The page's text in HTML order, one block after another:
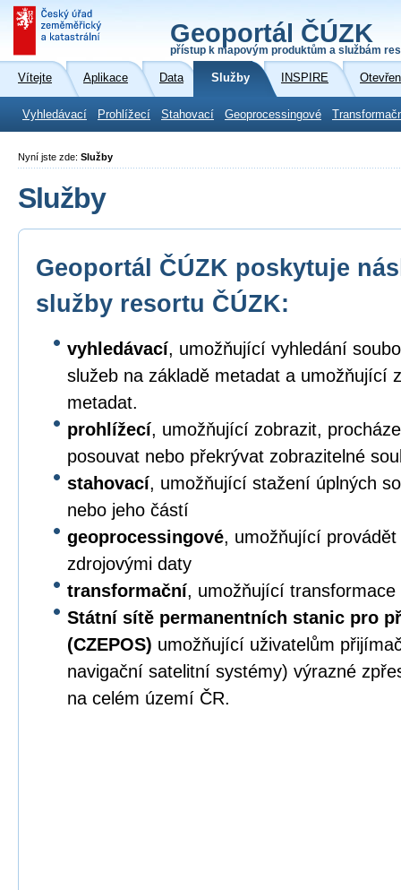
Geoportál ČÚZK
přístup k mapovým produktům a službám
Vítejte Aplikace Data Služby INSPIRE
Vyhledávací Prohlížecí Stahovací Geoprocessingové
Nyní jste zde: Služby
Služby
Geoportál ČÚZK poskytuje
služby resortu ČÚZK:
vyhledávací, umožňující vyhledání
služeb na základě metadat a umožňující
metadat.
prohlížecí, umožňující zobrazit,
posouvat nebo překrývat zobrazitelné
stahovací, umožňující stažení úplných
nebo jeho částí
geoprocessingové, umožňující
zdrojovými daty
transformační, umožňující transformace
Státní sítě permanentních stanic pro
(CZEPOS) umožňující uživatelům
navigační satelitní systémy) výrazné
na celém území ČR.